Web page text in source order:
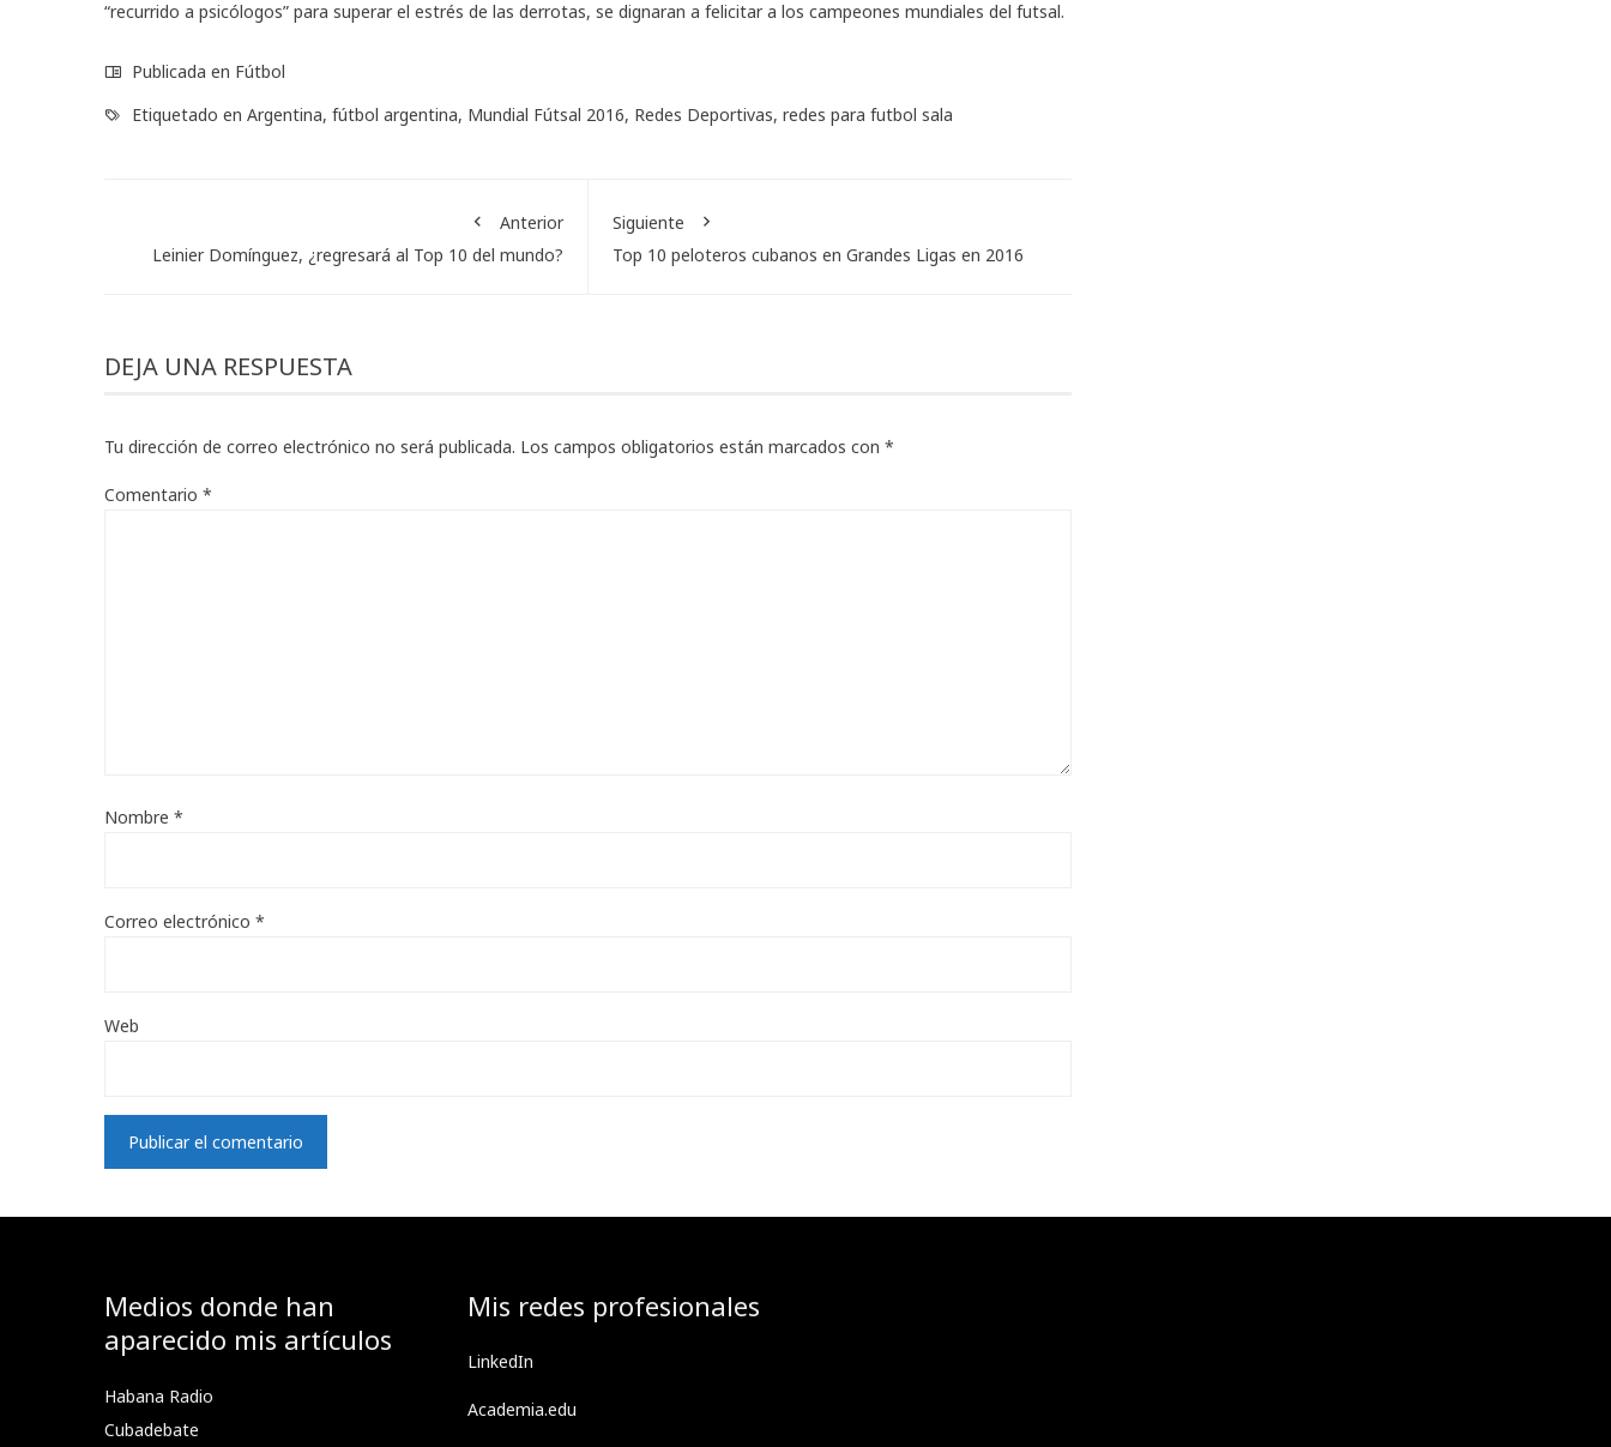
“recurrido a psicólogos” para superar el estrés de las derrotas, se dignaran a felicitar a los campeones mundiales del futsal.
Publicada en Fútbol
Etiquetado en Argentina, fútbol argentina, Mundial Fútsal 2016, Redes Deportivas, redes para futbol sala
Anterior
Leinier Domínguez, ¿regresará al Top 10 del mundo?
Siguiente
Top 10 peloteros cubanos en Grandes Ligas en 2016
DEJA UNA RESPUESTA
Tu dirección de correo electrónico no será publicada. Los campos obligatorios están marcados con *
Comentario *
Nombre *
Correo electrónico *
Web
Medios donde han
aparecido mis artículos
Habana Radio
Cubadebate
Mis redes profesionales
LinkedIn
Academia.edu